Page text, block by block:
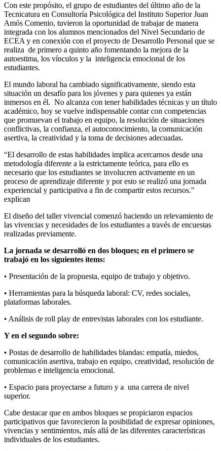
Con este propósito, el grupo de estudiantes del último año de la
Tecnicatura en Consultoría Psicológica del Instituto Superior Juan
Amós Comenio, tuvieron la oportunidad de trabajar de manera
integrada con los alumnos mencionados del Nivel Secundario de
ECEA y en conexión con el proyecto de Desarrollo Personal que se
realiza de primero a quinto año fomentando la mejora de la
autoestima, los vínculos y la inteligencia emocional de los
estudiantes.
El mundo laboral ha cambiado significativamente, siendo esta
situación un desafío para los jóvenes y para quienes ya están
inmersos en él. No alcanza con tener habilidades técnicas y un título
académico, hoy se vuelve indispensable contar con competencias
que promuevan el trabajo en equipo, la resolución de situaciones
conflictivas, la confianza, el autoconocimiento, la comunicación
asertiva, la creatividad y la toma de decisiones adecuadas.
“El desarrollo de estas habilidades implica acercarnos desde una
metodología diferente a la estrictamente teórica, para ello es
necesario que los estudiantes se involucren activamente en un
proceso de aprendizaje diferente y por esto se realizó una jornada
experiencial y participativa a fin de compartir estos recursos.”
explican
El diseño del taller vivencial comenzó haciendo un relevamiento de
las vivencias y necesidades de los estudiantes a través de encuestas
realizadas previamente.
La jornada se desarrolló en dos bloques; en el primero se
trabajó en los siguientes ítems:
• Presentación de la propuesta, equipo de trabajo y objetivo.
• Herramientas para la búsqueda laboral: CV, redes sociales,
plataformas laborales.
• Análisis de roll play de entrevistas laborales con los estudiante.
Y en el segundo sobre:
• Postas de desarrollo de habilidades blandas: empatía, miedos,
comunicación asertiva, trabajo en equipo, creatividad, resolución de
problemas e inteligencia emocional.
• Espacio para proyectarse a futuro y a una carrera de nivel
superior.
Cabe destacar que en ambos bloques se propiciaron espacios
participativos que favorecieron la posibilidad de expresar opiniones,
vivencias y sentimientos, más allá de las diferentes características
individuales de los estudiantes.